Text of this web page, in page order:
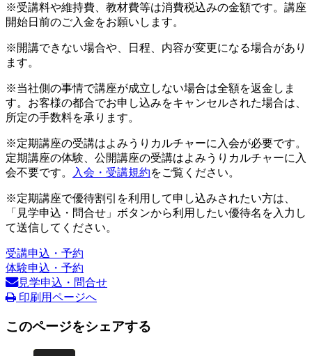
※受講料や維持費、教材費等は消費税込みの金額です。講座
開始日前のご入金をお願いします。
※開講できない場合や、日程、内容が変更になる場合があり
ます。
※当社側の事情で講座が成立しない場合は全額を返金しま
す。お客様の都合でお申し込みをキャンセルされた場合は、
所定の手数料を承ります。
※定期講座の受講はよみうりカルチャーに入会が必要です。
定期講座の体験、公開講座の受講はよみうりカルチャーに入
会不要です。
入会・受講規約をご覧ください。
※定期講座で優待割引を利用して申し込みされたい方は、
「見学申込・問合せ」ボタンから利用したい優待名を入力し
て送信してください。
受講申込・予約
体験申込・予約
見学申込・問合せ
印刷用ページへ
このページをシェアする